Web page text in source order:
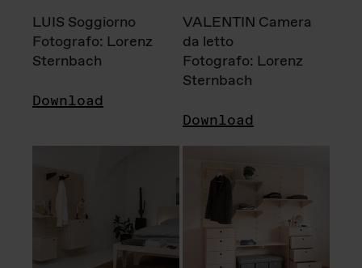
LUIS Soggiorno
Fotografo: Lorenz
Sternbach
Download
VALENTIN Camera
da letto
Fotografo: Lorenz
Sternbach
Download